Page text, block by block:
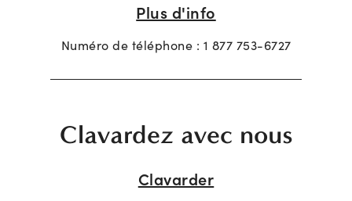
Plus d'info
Numéro de téléphone : 1 877 753-6727
Clavardez avec nous
Clavarder